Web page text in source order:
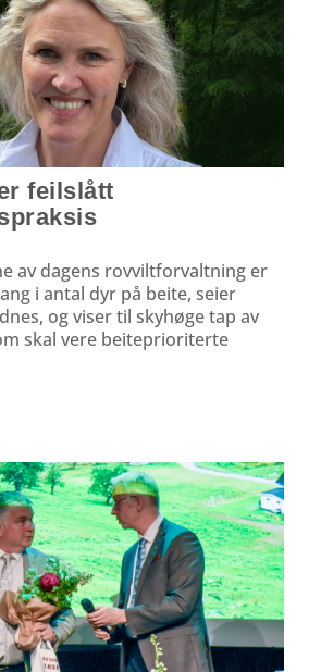
feilslått
av dagens rovviltforvaltning er
i antal dyr på beite, seier
og viser til skyhøge tap av
skal vere beiteprioriterte